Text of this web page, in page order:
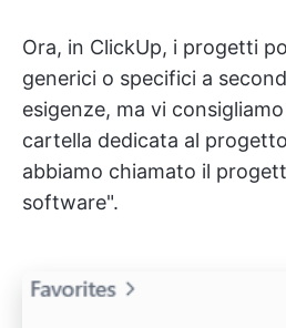
Ora, in ClickUp, i progetti
generici o specifici a
esigenze, ma vi
cartella dedicata al
abbiamo chiamato il
software".